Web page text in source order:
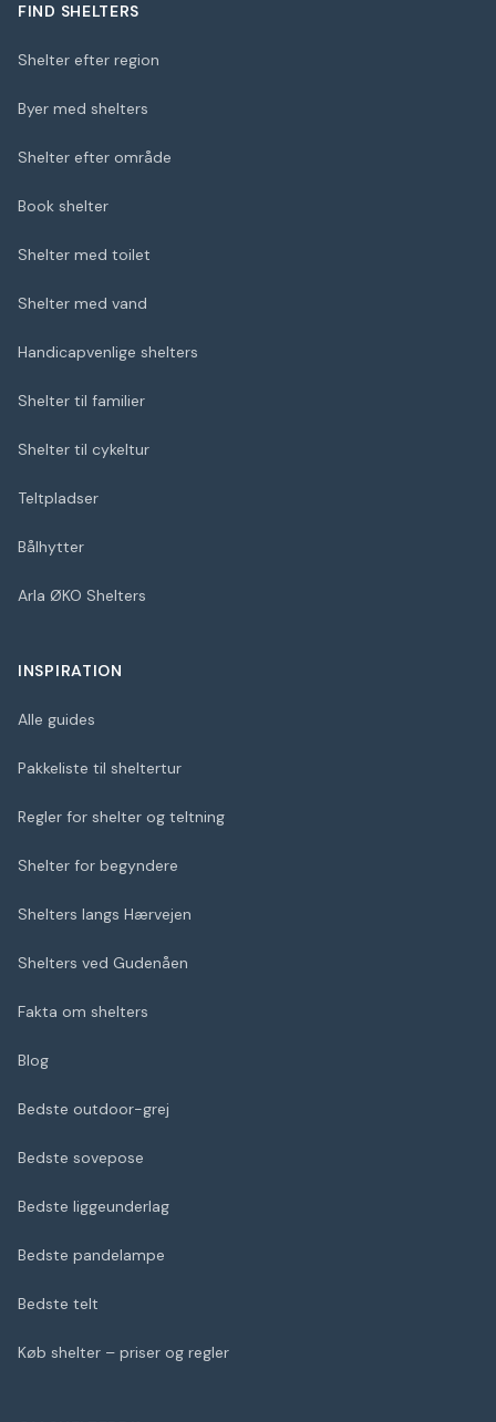
FIND SHELTERS
Shelter efter region
Byer med shelters
Shelter efter område
Book shelter
Shelter med toilet
Shelter med vand
Handicapvenlige shelters
Shelter til familier
Shelter til cykeltur
Teltpladser
Bålhytter
Arla ØKO Shelters
INSPIRATION
Alle guides
Pakkeliste til sheltertur
Regler for shelter og teltning
Shelter for begyndere
Shelters langs Hærvejen
Shelters ved Gudenåen
Fakta om shelters
Blog
Bedste outdoor-grej
Bedste sovepose
Bedste liggeunderlag
Bedste pandelampe
Bedste telt
Køb shelter – priser og regler